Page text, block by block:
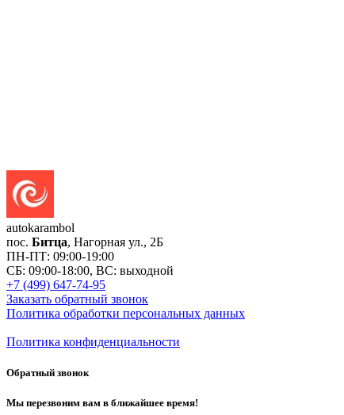
autokarambol
пос. Битца, Нагорная ул., 2Б
ПН-ПТ: 09:00-19:00
СБ: 09:00-18:00, ВС: выходной
+7 (499) 647-74-95
Заказать обратный звонок
Политика обработки персональных данных
Политика конфиденциальности
Обратный звонок
Мы перезвоним вам в ближайшее время!